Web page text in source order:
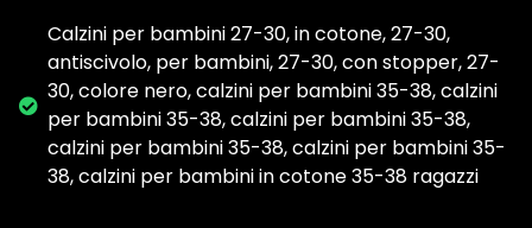
Calzini per bambini 27-30, in cotone, 27-30,
antiscivolo, per bambini, 27-30, con stopper, 27-
30, colore nero, calzini per bambini 35-38, calzini
per bambini 35-38, calzini per bambini 35-38,
calzini per bambini 35-38, calzini per bambini 35-
38, calzini per bambini in cotone 35-38 ragazzi